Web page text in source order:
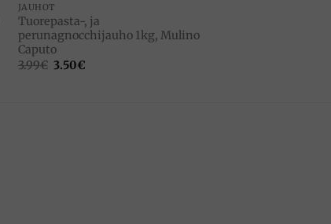
JAUHOT
Tuorepasta-, ja
perunagnocchijauho 1kg, Mulino
Caputo
3.99€ Alkuperäinen
3.50€Nykyinen